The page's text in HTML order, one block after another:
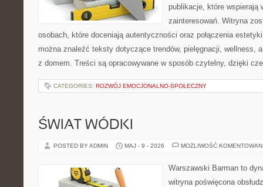
publikacje, które wspierają
zainteresowań. Witryna
osobach, które doceniają autentyczności oraz połączenia
można znaleźć teksty dotyczące trendów, pielęgnacji, wellness,
z domem. Treści są opracowywane w sposób czytelny, dzięki
CATEGORIES: ROZWÓJ EMOCJONALNO-SPOŁECZNY
ŚWIAT WÓDKI
POSTED BY ADMIN MAJ - 9 - 2026 MOŻLIWOŚĆ
Warszawski Barman to
witryna poświęcona